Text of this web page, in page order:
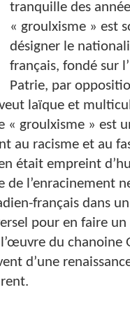
tranquille des
« groulxisme » est
désigner le
français, fondé sur
Patrie, par
laïque et
« groulxisme » est
au racisme et au
était empreint
de l’enracinement
français dans
pour en faire
du chanoine
d’une